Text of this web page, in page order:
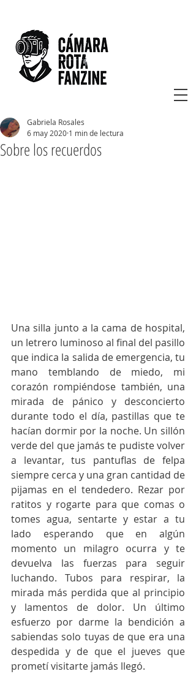
Sobre los recuerdos
Gabriela Rosales
6 may 2020 1 min de lectura
Una silla junto a la cama de hospital,
un letrero luminoso al final del pasillo
que indica la salida de emergencia, tu
mano temblando de miedo, mi
corazón rompiéndose también, una
mirada de pánico y desconcierto
durante todo el día, pastillas que te
hacían dormir por la noche. Un sillón
verde del que jamás te pudiste volver
a levantar, tus pantuflas de felpa
siempre cerca y una gran cantidad de
pijamas en el tendedero. Rezar por
ratitos y rogarte para que comas o
tomes agua, sentarte y estar a tu
lado esperando que en algún
momento un milagro ocurra y te
devuelva las fuerzas para seguir
luchando. Tubos para respirar, la
mirada más perdida que al principio
y lamentos de dolor. Un último
esfuerzo por darme la bendición a
sabiendas solo tuyas de que era una
despedida y de que el jueves que
prometí visitarte jamás llegó.